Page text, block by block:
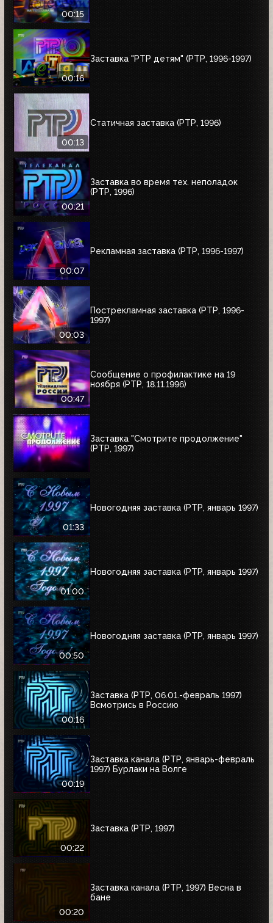
00:15
00:16
Заставка "РТР детям" (РТР, 1996-1997)
00:13
Статичная заставка (РТР, 1996)
00:21
Заставка во время тех. неполадок
(РТР, 1996)
00:07
Рекламная заставка (РТР, 1996-1997)
00:03
Пострекламная заставка (РТР, 1996-
1997)
00:47
Сообщение о профилактике на 19
ноября (РТР, 18.11.1996)
Заставка "Смотрите продолжение"
(РТР, 1997)
01:33
Новогодняя заставка (РТР, январь 1997)
01:00
Новогодняя заставка (РТР, январь 1997)
00:50
Новогодняя заставка (РТР, январь 1997)
00:16
Заставка (РТР, 06.01.-февраль 1997)
Всмотрись в Россию
00:19
Заставка канала (РТР, январь-февраль
1997) Бурлаки на Волге
00:22
Заставка (РТР, 1997)
00:20
Заставка канала (РТР, 1997) Весна в
бане